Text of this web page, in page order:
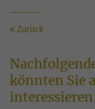
Zurück
könnten Sie